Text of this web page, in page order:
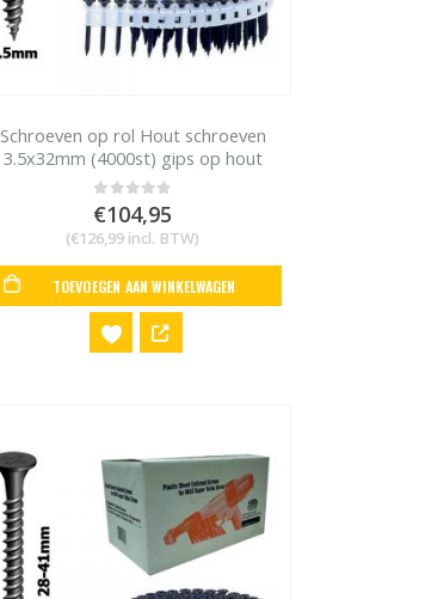
Schroeven op rol Hout schroeven
3.5x32mm (4000st) gips op hout
Max HVR41G4
0out of 5
€104,95
(€126,99 incl. BTW)
TOEVOEGEN AAN WINKELWAGEN